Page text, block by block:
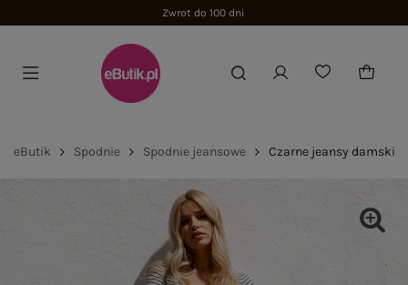
Zwrot do 100 dni
eButik Spodnie Spodnie jeansowe Czarne jeansy damskie